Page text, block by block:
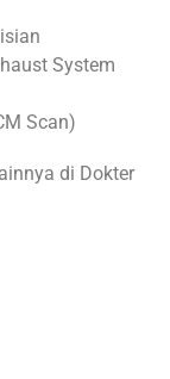
System
Scan)
di Dokter